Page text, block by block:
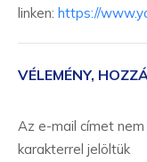
linken: https://
VÉLEMÉNY,
Az e-mail címet
karakterrel jelöltük